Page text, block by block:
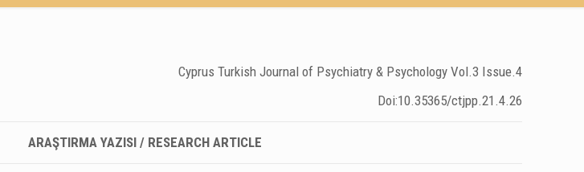
Cyprus Turkish Journal of Psychiatry & Psychology Vol.3 Issue.4
Doi:10.35365/ctjpp.21.4.26
ARAŞTIRMA YAZISI / RESEARCH ARTICLE